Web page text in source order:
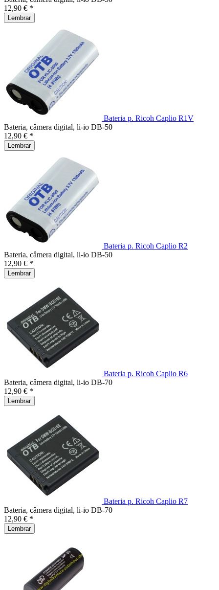
12,90 € *
Lembrar
Bateria p. Ricoh Caplio R1V
Bateria, câmera digital, li-io DB-50
12,90 € *
Lembrar
Bateria p. Ricoh Caplio R2
Bateria, câmera digital, li-io DB-50
12,90 € *
Lembrar
Bateria p. Ricoh Caplio R6
Bateria, câmera digital, li-io DB-70
12,90 € *
Lembrar
Bateria p. Ricoh Caplio R7
Bateria, câmera digital, li-io DB-70
12,90 € *
Lembrar